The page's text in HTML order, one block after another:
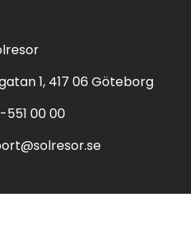
1, 417 06 Göteborg
551 00 00